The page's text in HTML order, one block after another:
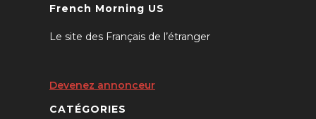
French Morning US
Le site des Français de l’étranger
Devenez annonceur
CATÉGORIES